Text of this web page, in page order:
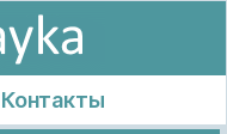
Контакты